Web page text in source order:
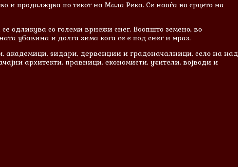
и продолжува по текот на Мала Река. Се наоѓа во срцето на
одликува со големи врнежи снег. Воопшто земено, во
убавина и долга зима кога се е под снег и мраз.
академици, ѕидари, дервенџии и градоначалници, село на над
архитекти, правници, економисти, учители, војводи и